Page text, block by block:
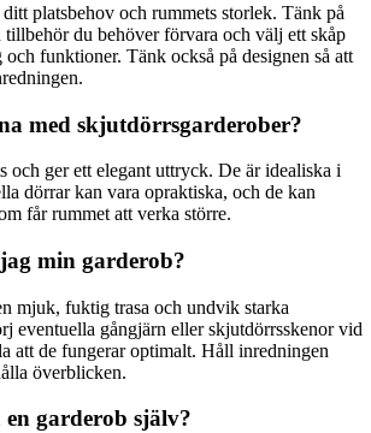
platsbehov och rummets storlek. Tänk på
du behöver förvara och välj ett skåp
funktioner. Tänk också på designen så att
med skjutdörrsgarderober?
och ger ett elegant uttryck. De är idealiska i
dörrar kan vara opraktiska, och de kan
får rummet att verka större.
min garderob?
mjuk, fuktig trasa och undvik starka
eventuella gångjärn eller skjutdörrsskenor vid
att de fungerar optimalt. Håll inredningen
överblicken.
garderob själv?